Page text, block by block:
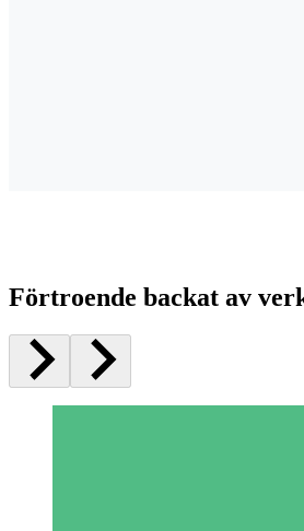
Förtroende backat av